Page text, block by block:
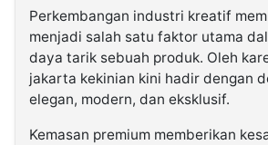
Perkembangan industri kreatif
menjadi salah satu faktor utama
daya tarik sebuah produk. Oleh
jakarta kekinian kini hadir dengan
elegan, modern, dan eksklusif.
Kemasan premium memberikan